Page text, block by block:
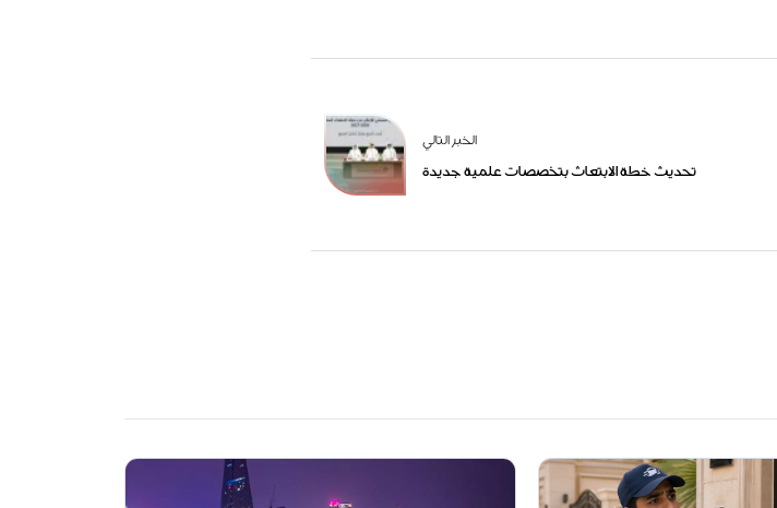
الخبر التالي
تحديث خطة الابتعاث بتخصصات علمية جديدة